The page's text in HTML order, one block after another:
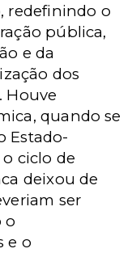
redefinindo o
pública,
e da
dos
Houve
quando se
Estado-
ciclo de
deixou de
ser
o
e o